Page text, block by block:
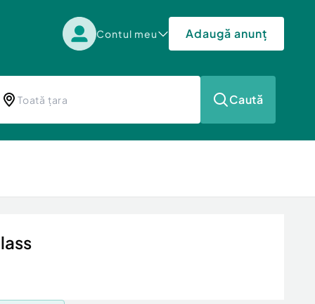
Contul meu Adaugă anunț
Caută